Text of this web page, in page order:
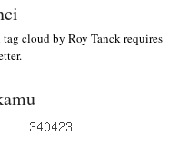
tag cloud by Roy Tanckrequires